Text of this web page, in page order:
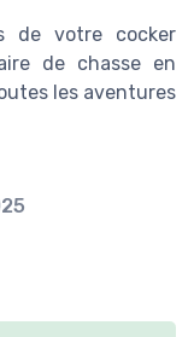
de votre cocker
de chasse en
les aventures